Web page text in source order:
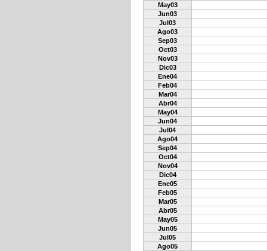
May03
Jun03
Jul03
Ago03
Sep03
Oct03
Nov03
Dic03
Ene04
Feb04
Mar04
Abr04
May04
Jun04
Jul04
Ago04
Sep04
Oct04
Nov04
Dic04
Ene05
Feb05
Mar05
Abr05
May05
Jun05
Jul05
Ago05